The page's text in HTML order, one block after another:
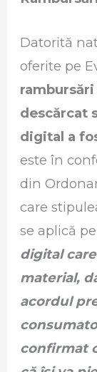
Datorită
oferite pe
descărcat
digital a
este în
din
care
se aplică
digital
material,
acordul
confirmat